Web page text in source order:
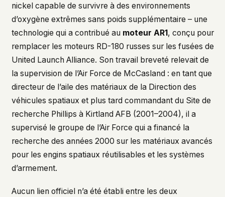
nickel capable de survivre à des environnements
d’oxygène extrêmes sans poids supplémentaire – une
technologie qui a contribué au moteur AR1, conçu pour
remplacer les moteurs RD-180 russes sur les fusées de
United Launch Alliance. Son travail breveté relevait de
la supervision de l’Air Force de McCasland : en tant que
directeur de l’aile des matériaux de la Direction des
véhicules spatiaux et plus tard commandant du Site de
recherche Phillips à Kirtland AFB (2001–2004), il a
supervisé le groupe de l’Air Force qui a financé la
recherche des années 2000 sur les matériaux avancés
pour les engins spatiaux réutilisables et les systèmes
d’armement.
Aucun lien officiel n’a été établi entre les deux